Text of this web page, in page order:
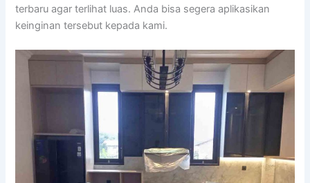
terbaru agar terlihat luas. Anda bisa segera aplikasikan
keinginan tersebut kepada kami.